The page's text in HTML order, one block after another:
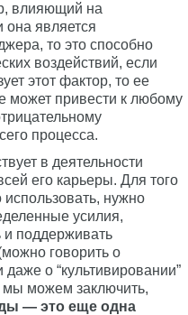
влияющий на
является
то это способно
воздействий, если
этот фактор, то ее
может привести к любому
процесса.
в деятельности
его карьеры. Для того
нужно
усилия,
поддерживать
говорить о
о “культивировании”
мы можем заключить,
— это еще одна